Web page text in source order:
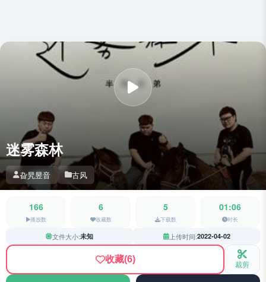
迷雾森林
旮旯昱音 古风
166
播放数
6
收藏数
5
下载数
01:06
时长
文件大小:未知 上传时间:2022-04-02
收藏(6) 裁剪